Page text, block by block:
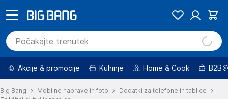
Akcije & promocije Kuhinje Home & Cook B2B
Big Bang Mobilne naprave in foto
Dodatki za telefone in tablice